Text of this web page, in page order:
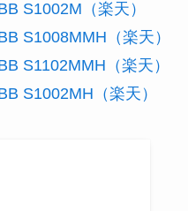
S1002M（楽天）
S1008MMH（楽天）
S1102MMH（楽天）
S1002MH（楽天）